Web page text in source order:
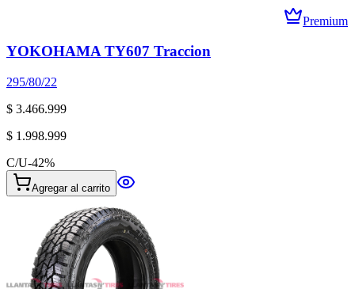
Premium
YOKOHAMA TY607 Traccion
295/80/22
$ 3.466.999
$ 1.998.999
C/U-42%
Agregar al carrito